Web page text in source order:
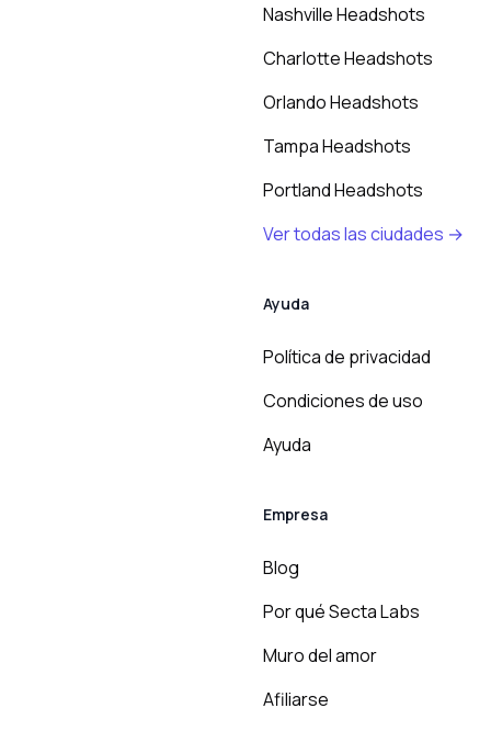
Nashville Headshots
Charlotte Headshots
Orlando Headshots
Tampa Headshots
Portland Headshots
Ver todas las ciudades →
Ayuda
Política de privacidad
Condiciones de uso
Ayuda
Empresa
Blog
Por qué Secta Labs
Muro del amor
Afiliarse